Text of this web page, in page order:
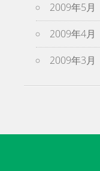
2009年5月
2009年4月
2009年3月